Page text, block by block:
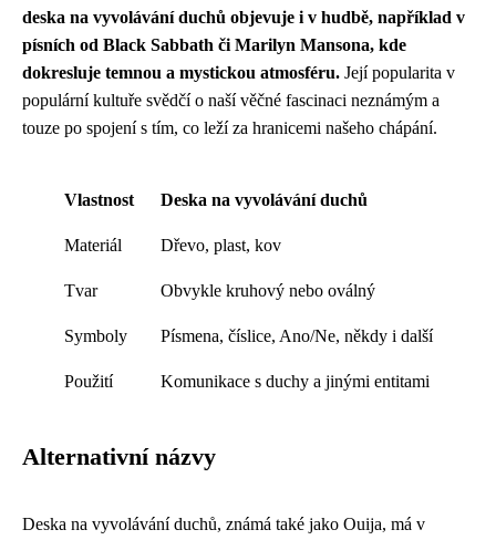
deska na vyvolávání duchů objevuje i v hudbě, například v
písních od Black Sabbath či Marilyn Mansona, kde
dokresluje temnou a mystickou atmosféru. Její popularita v
populární kultuře svědčí o naší věčné fascinaci neznámým a
touze po spojení s tím, co leží za hranicemi našeho chápání.
Vlastnost Deska na vyvolávání duchů
Materiál Dřevo, plast, kov
Tvar Obvykle kruhový nebo oválný
Symboly Písmena, číslice, Ano/Ne, někdy i další
Použití Komunikace s duchy a jinými entitami
Alternativní názvy
Deska na vyvolávání duchů, známá také jako Ouija, má v